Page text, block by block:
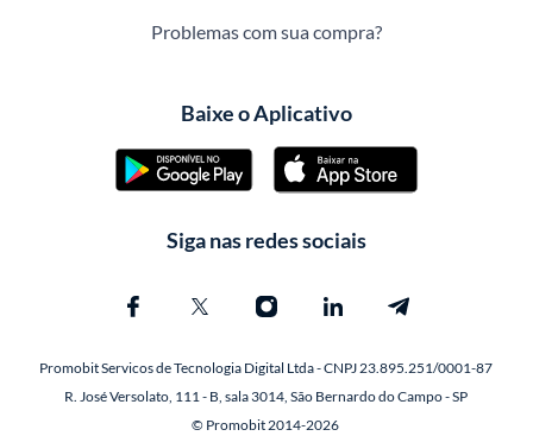
Problemas com sua compra?
Baixe o Aplicativo
Siga nas redes sociais
Promobit Servicos de Tecnologia Digital Ltda - CNPJ 23.895.251/0001-87
R. José Versolato, 111 - B, sala 3014, São Bernardo do Campo - SP
© Promobit 2014-2026